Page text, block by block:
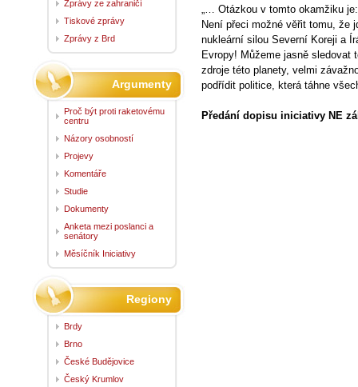
„… Otázkou v tomto okamžiku
Není přeci možné věřit tomu, že
nukleární silou Severní Koreji a
Evropy! Můžeme jasně sledovat
zdroje této planety, velmi
podřídit politice, která táhne
Předání dopisu iniciativy NE
Zprávy ze zahraničí
Tiskové zprávy
Zprávy z Brd
Argumenty
Proč být proti raketovému
centru
Názory osobností
Projevy
Komentáře
Studie
Dokumenty
Anketa mezi poslanci a
senátory
Měsíčník Iniciativy
Regiony
Brdy
Brno
České Budějovice
Český Krumlov